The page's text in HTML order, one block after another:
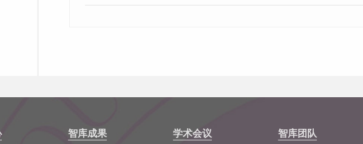
智库成果 学术会议 智库团队